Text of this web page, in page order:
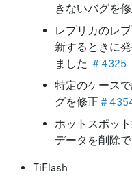
きないバグを
レプリカのレ
新するときに
ました ＃4325
特定のケース
グを修正 ＃
ホットスポッ
データを削除
TiFlash